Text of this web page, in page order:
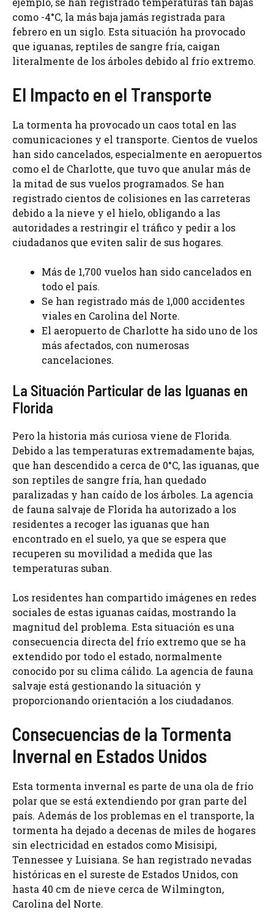
como -4°C, la más baja jamás registrada para
febrero en un siglo. Esta situación ha provocado
que iguanas, reptiles de sangre fría, caigan
literalmente de los árboles debido al frío extremo.
El Impacto en el Transporte
La tormenta ha provocado un caos total en las
comunicaciones y el transporte. Cientos de vuelos
han sido cancelados, especialmente en aeropuertos
como el de Charlotte, que tuvo que anular más de
la mitad de sus vuelos programados. Se han
registrado cientos de colisiones en las carreteras
debido a la nieve y el hielo, obligando a las
autoridades a restringir el tráfico y pedir a los
ciudadanos que eviten salir de sus hogares.
Más de 1,700 vuelos han sido cancelados en
todo el país.
Se han registrado más de 1,000 accidentes
viales en Carolina del Norte.
El aeropuerto de Charlotte ha sido uno de los
más afectados, con numerosas
cancelaciones.
La Situación Particular de las Iguanas en
Florida
Pero la historia más curiosa viene de Florida.
Debido a las temperaturas extremadamente bajas,
que han descendido a cerca de 0°C, las iguanas, que
son reptiles de sangre fría, han quedado
paralizadas y han caído de los árboles. La agencia
de fauna salvaje de Florida ha autorizado a los
residentes a recoger las iguanas que han
encontrado en el suelo, ya que se espera que
recuperen su movilidad a medida que las
temperaturas suban.
Los residentes han compartido imágenes en redes
sociales de estas iguanas caídas, mostrando la
magnitud del problema. Esta situación es una
consecuencia directa del frío extremo que se ha
extendido por todo el estado, normalmente
conocido por su clima cálido. La agencia de fauna
salvaje está gestionando la situación y
proporcionando orientación a los ciudadanos.
Consecuencias de la Tormenta
Invernal en Estados Unidos
Esta tormenta invernal es parte de una ola de frío
polar que se está extendiendo por gran parte del
país. Además de los problemas en el transporte, la
tormenta ha dejado a decenas de miles de hogares
sin electricidad en estados como Misisipi,
Tennessee y Luisiana. Se han registrado nevadas
históricas en el sureste de Estados Unidos, con
hasta 40 cm de nieve cerca de Wilmington,
Carolina del Norte.